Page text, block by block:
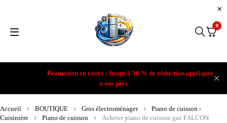
Promotion en cours : Jusqu'à 30 % de réduction appliquée
à nos prix
0
Accueil BOUTIQUE Gros électroménager
Piano de cuisson -
Cuisinière
Piano de cuisson Acheter piano de cuisson gaz FALCON